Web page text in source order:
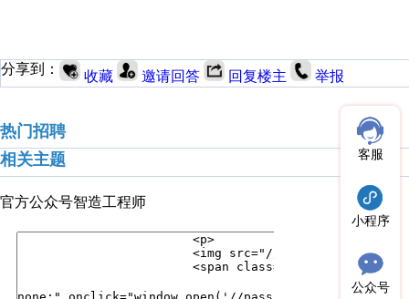
分享到： 收藏 邀请回答 回复楼主 举报
热门招聘
相关主题
官方公众号智造工程师
客服
小程序
公众号